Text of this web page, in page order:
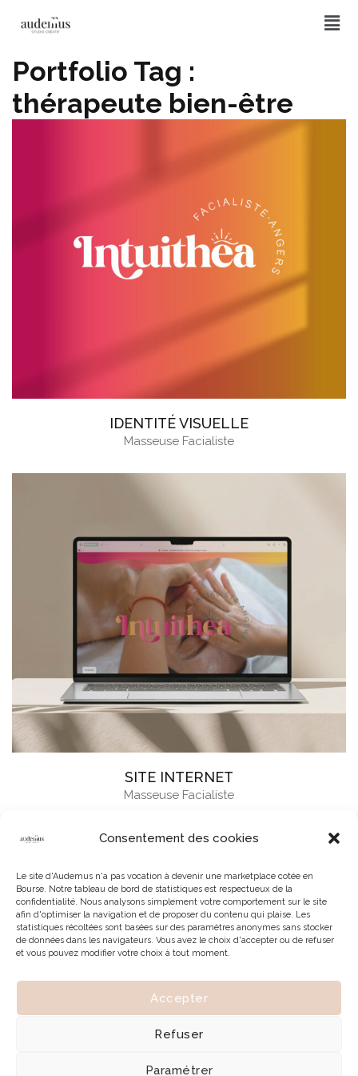
Consentement des cookies
Le site d'Audemus n'a pas vocation à devenir une marketplace cotée en
Bourse. Notre tableau de bord de statistiques est respectueux de la
confidentialité. Nous analysons simplement votre comportement sur le site
afin d'optimiser la navigation et de proposer du contenu qui plaise. Les
statistiques récoltées sont basées sur des paramètres anonymes sans stocker
de données dans les navigateurs. Vous avez le choix d'accepter ou de refuser
et vous pouvez modifier votre choix à tout moment.
Accepter
Refuser
Paramétrer
Portfolio Tag :
thérapeute bien-être
IDENTITÉ VISUELLE
Masseuse Facialiste
SITE INTERNET
Masseuse Facialiste
© 2026 | Tous droits réservés à Audemus